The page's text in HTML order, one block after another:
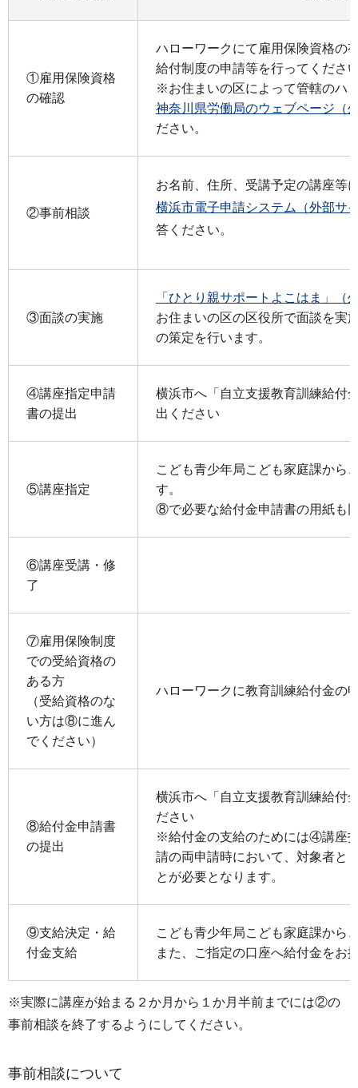
①雇用保険資格
の確認
ハローワークにて雇用保険資格の
給付制度の申請等を行ってくださ
※お住まいの区によって管轄のハ
神奈川県労働局のウェブページ（
ださい。
②事前相談
お名前、住所、受講予定の講座等
横浜市電子申請システム（外部サ
答ください。
③面談の実施
「ひとり親サポートよこはま」（
お住まいの区の区役所で面談を実
の策定を行います。
④講座指定申請
書の提出
横浜市へ「自立支援教育訓練給付
出ください
⑤講座指定
こども青少年局こども家庭課から
す。
⑧で必要な給付金申請書の用紙も
⑥講座受講・修
了
⑦雇用保険制度
での受給資格の
ある方
（受給資格のな
い方は⑧に進ん
でください）
ハローワークに教育訓練給付金の
⑧給付金申請書
の提出
横浜市へ「自立支援教育訓練給付
ださい
※給付金の支給のためには④講座
請の両申請時において、対象者と
とが必要となります。
⑨支給決定・給
付金支給
こども青少年局こども家庭課から
また、ご指定の口座へ給付金をお
※実際に講座が始まる２か月から１か月半前までには②の
事前相談を終了するようにしてください。
事前相談について